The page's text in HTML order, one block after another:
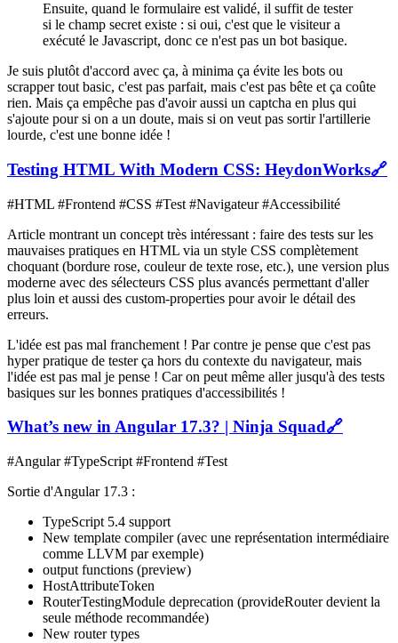
Ensuite, quand le formulaire est validé, il suffit de tester
si le champ secret existe : si oui, c'est que le visiteur a
exécuté le Javascript, donc ce n'est pas un bot basique.
Je suis plutôt d'accord avec ça, à minima ça évite les bots ou
scrapper tout basic, c'est pas parfait, mais c'est pas bête et ça coûte
rien. Mais ça empêche pas d'avoir aussi un captcha en plus qui
s'ajoute pour si on a un doute, mais si on veut pas sortir l'artillerie
lourde, c'est une bonne idée !
Testing HTML With Modern CSS: HeydonWorks🔗
#HTML #Frontend #CSS #Test #Navigateur #Accessibilité
Article montrant un concept très intéressant : faire des tests sur les
mauvaises pratiques en HTML via un style CSS complètement
choquant (bordure rose, couleur de texte rose, etc.), une version plus
moderne avec des sélecteurs CSS plus avancés permettant d'aller
plus loin et aussi des custom-properties pour avoir le détail des
erreurs.
L'idée est pas mal franchement ! Par contre je pense que c'est pas
hyper pratique de tester ça hors du contexte du navigateur, mais
l'idée est pas mal je pense ! Car on peut même aller jusqu'à des tests
basiques sur les bonnes pratiques d'accessibilités !
What’s new in Angular 17.3? | Ninja Squad🔗
#Angular #TypeScript #Frontend #Test
Sortie d'Angular 17.3 :
TypeScript 5.4 support
New template compiler (avec une représentation intermédiaire
comme LLVM par exemple)
output functions (preview)
HostAttributeToken
RouterTestingModule deprecation (provideRouter devient la
seule méthode recommandée)
New router types